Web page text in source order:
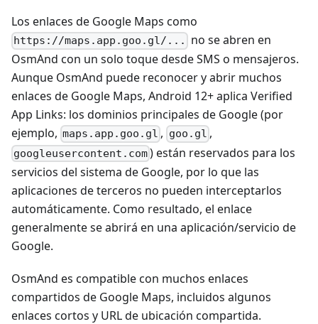
Los enlaces de Google Maps como
https://maps.app.goo.gl/...
no se abren en
OsmAnd con un solo toque desde SMS o mensajeros.
Aunque OsmAnd puede reconocer y abrir muchos
enlaces de Google Maps, Android 12+ aplica Verified
App Links: los dominios principales de Google (por
ejemplo, maps.app.goo.gl , goo.gl ,
googleusercontent.com) están reservados para los
servicios del sistema de Google, por lo que las
aplicaciones de terceros no pueden interceptarlos
automáticamente. Como resultado, el enlace
generalmente se abrirá en una aplicación/servicio de
Google.
OsmAnd es compatible con muchos enlaces
compartidos de Google Maps, incluidos algunos
enlaces cortos y URL de ubicación compartida.